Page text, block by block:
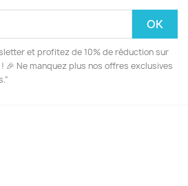
et profitez de 10% de réduction sur
🎉 Ne manquez plus nos offres exclusives